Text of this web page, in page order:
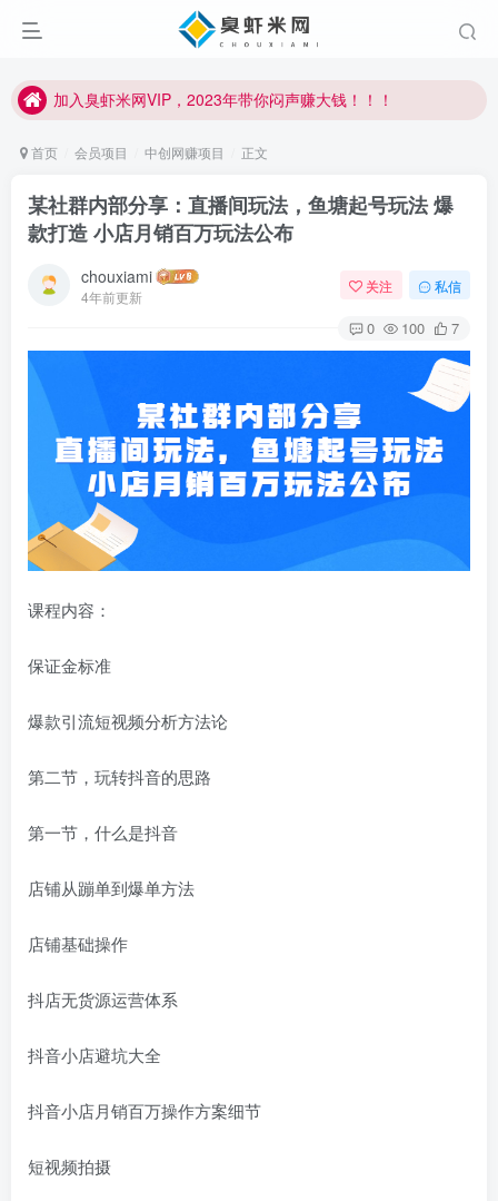
加入臭虾米网VIP，2023年带你闷声赚大钱！！！
加入臭虾米网VIP，2023年带你闷声赚大钱！！！
首页 会员项目 中创网赚项目 正文
某社群内部分享：直播间玩法，鱼塘起号玩法 爆
款打造 小店月销百万玩法公布
chouxiami
4年前更新
关注 私信
0 100 7
课程内容：
保证金标准
爆款引流短视频分析方法论
第二节，玩转抖音的思路
第一节，什么是抖音
店铺从蹦单到爆单方法
店铺基础操作
抖店无货源运营体系
抖音小店避坑大全
抖音小店月销百万操作方案细节
短视频拍摄